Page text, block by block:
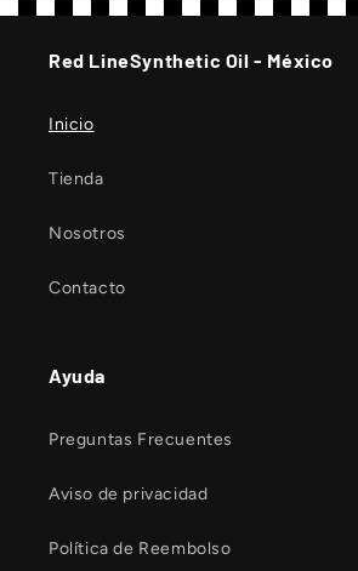
Red LineSynthetic Oil - México
Inicio
Tienda
Nosotros
Contacto
Ayuda
Preguntas Frecuentes
Aviso de privacidad
Política de Reembolso